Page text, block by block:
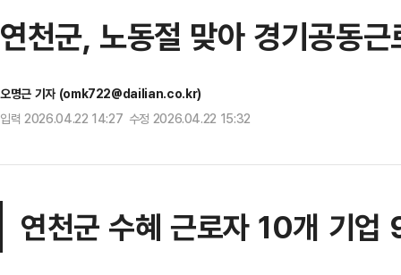
연천군, 노동절 맞아 경기공동
오명근 기자 (omk722@dailian.co.kr)
입력 2026.04.22 14:27 수정 2026.04.22 15:32
연천군 수혜 근로자 10개 기